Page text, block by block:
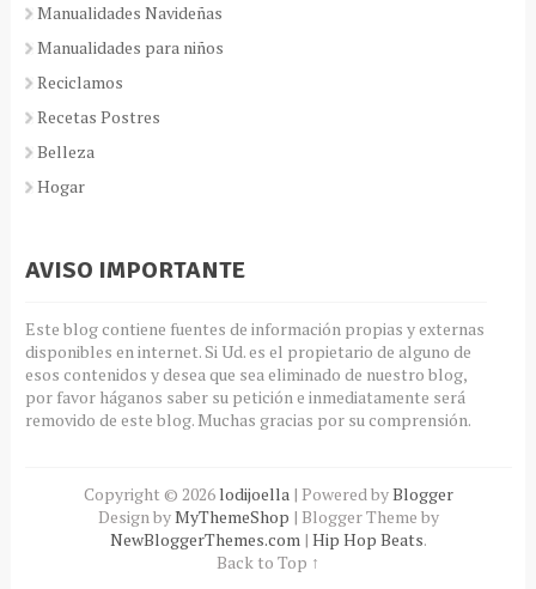
Manualidades Navideñas
Manualidades para niños
Reciclamos
Recetas Postres
Belleza
Hogar
AVISO IMPORTANTE
Este blog contiene fuentes de información propias y externas
disponibles en internet. Si Ud. es el propietario de alguno de
esos contenidos y desea que sea eliminado de nuestro blog,
por favor háganos saber su petición e inmediatamente será
removido de este blog. Muchas gracias por su comprensión.
Copyright © 2026 lodijoella| Powered byBlogger
Design byMyThemeShop | Blogger Theme by
NewBloggerThemes.com| Hip Hop Beats.
Back to Top ↑